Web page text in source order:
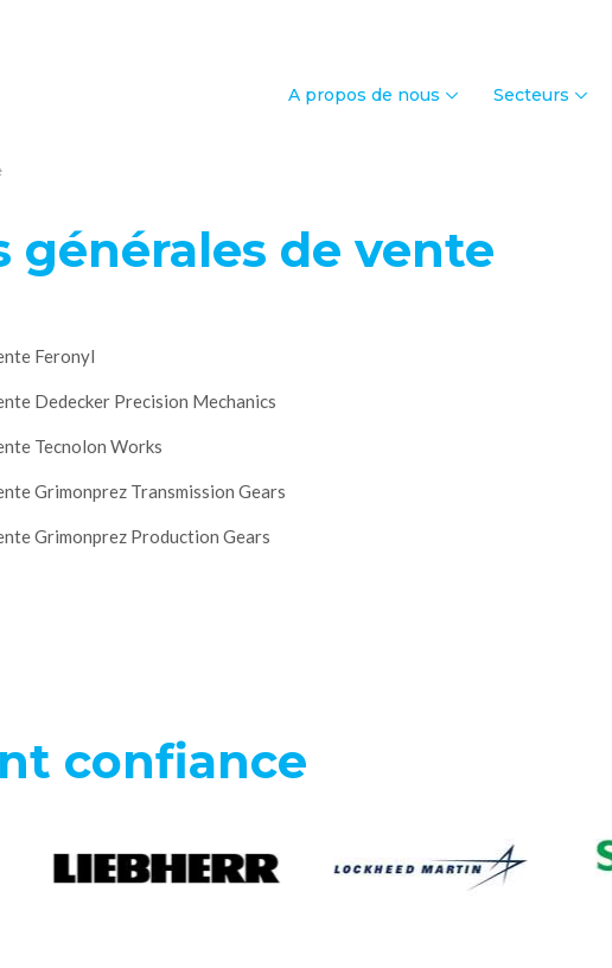
A propos de nous Secteurs
générales de vente
Feronyl
Dedecker Precision Mechanics
Tecnolon Works
Grimonprez Transmission Gears
Grimonprez Production Gears
confiance